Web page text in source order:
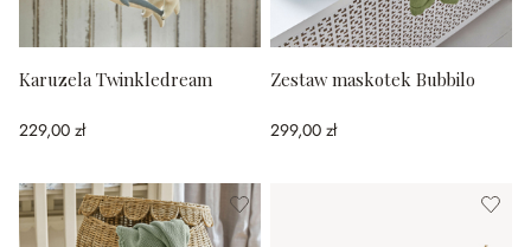
Karuzela Twinkledream
229,00 zł
Zestaw maskotek Bubbilo
299,00 zł